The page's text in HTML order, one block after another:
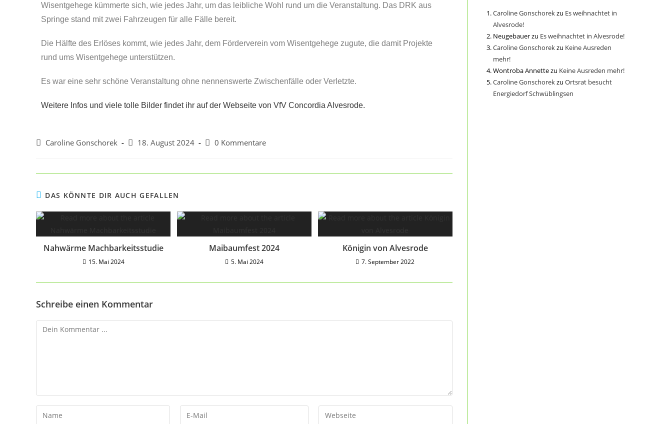
Wisentgehege kümmerte sich, wie jedes Jahr, um das leibliche Wohl rund um die Veranstaltung. Das DRK aus
Springe stand mit zwei Fahrzeugen für alle Fälle bereit.
Die Hälfte des Erlöses kommt, wie jedes Jahr, dem Förderverein vom Wisentgehege zugute, die damit Projekte
rund ums Wisentgehege unterstützen.
Es war eine sehr schöne Veranstaltung ohne nennenswerte Zwischenfälle oder Verletzte.
Weitere Infos und viele tolle Bilder findet ihr auf der Webseite von VfV Concordia Alvesrode.
Caroline Gonschorek 18. August 2024 0 Kommentare
DAS KÖNNTE DIR AUCH GEFALLEN
Nahwärme Machbarkeitsstudie
15. Mai 2024
Maibaumfest 2024
5. Mai 2024
Königin von Alvesrode
7. September 2022
Schreibe einen Kommentar
Caroline Gonschorekzu Es weihnachtet in
Alvesrode!
Neugebauerzu Es weihnachtet in Alvesrode!
Caroline Gonschorekzu Keine Ausreden
mehr!
Wontroba Annettezu Keine Ausreden mehr!
Caroline Gonschorekzu Ortsrat besucht
Energiedorf Schwüblingsen